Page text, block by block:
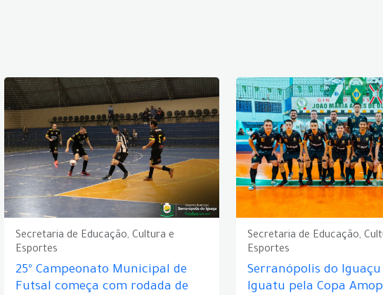
Secretaria de Educação, Cultura e
Esportes
25º Campeonato Municipal de
Futsal começa com rodada de
Secretaria de Educação,
Esportes
Serranópolis do
Iguatu pela Copa